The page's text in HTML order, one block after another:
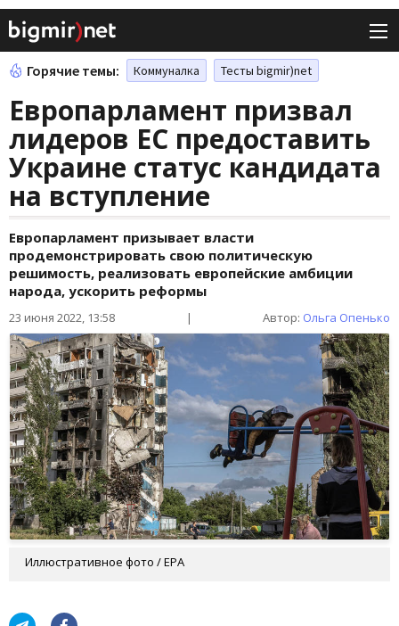
Горячие темы: Коммуналка Тесты bigmir)net
Европарламент призвал
лидеров ЕС предоставить
Украине статус кандидата
на вступление
Европарламент призывает власти
продемонстрировать свою политическую
решимость, реализовать европейские амбиции
народа, ускорить реформы
23 июня 2022, 13:58 | Автор: Ольга Опенько
Иллюстративное фото / EPA